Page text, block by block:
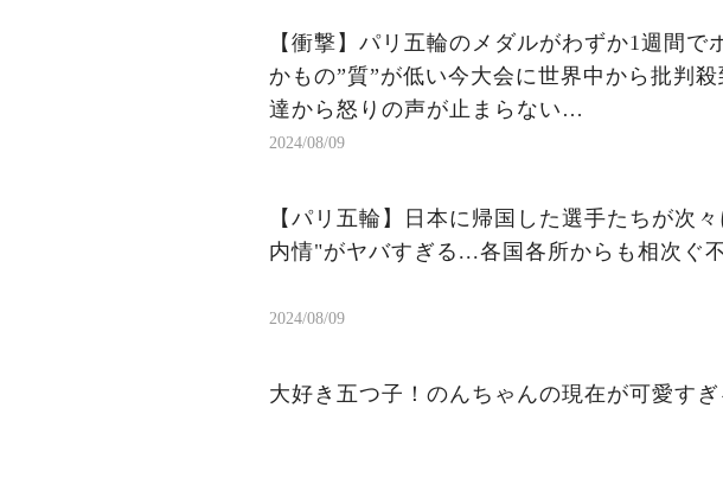
【衝撃】パリ五輪のメダルがわずか1週間
かもの”質”が低い今大会に世界中から批判
達から怒りの声が止まらない…
2024/08/09
【パリ五輪】日本に帰国した選手たちが次
内情"がヤバすぎる...各国各所からも相次ぐ
2024/08/09
大好き五つ子！のんちゃんの現在が可愛すぎ